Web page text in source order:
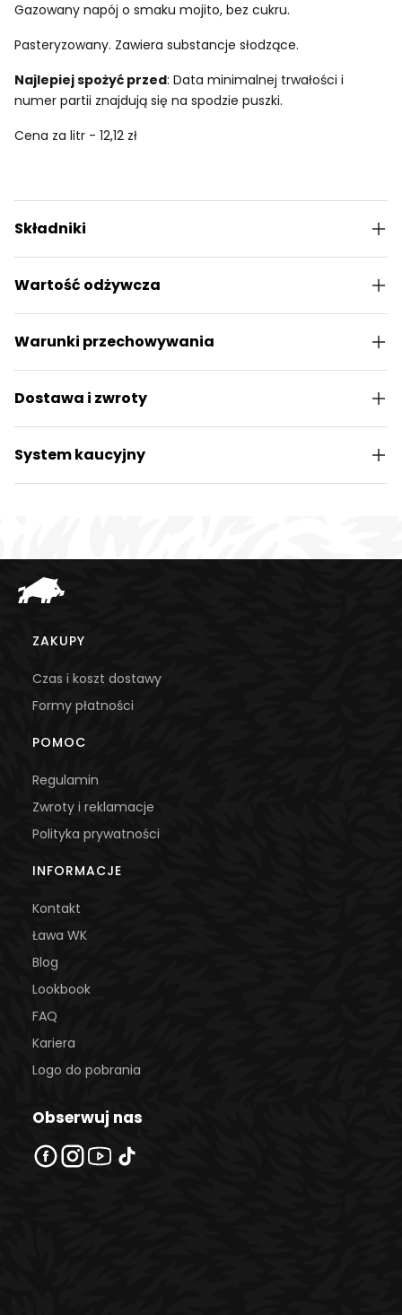
Gazowany napój o smaku mojito, bez cukru.
Pasteryzowany. Zawiera substancje słodzące.
Najlepiej spożyć przed: Data minimalnej trwałości i
numer partii znajdują się na spodzie puszki.
Cena za litr - 12,12 zł
Składniki
Wartość odżywcza
Warunki przechowywania
Dostawa i zwroty
System kaucyjny
Linki w stopce
ZAKUPY
Czas i koszt dostawy
Formy płatności
POMOC
Regulamin
Zwroty i reklamacje
Polityka prywatności
INFORMACJE
Kontakt
Ława WK
Blog
Lookbook
FAQ
Kariera
Logo do pobrania
Obserwuj nas